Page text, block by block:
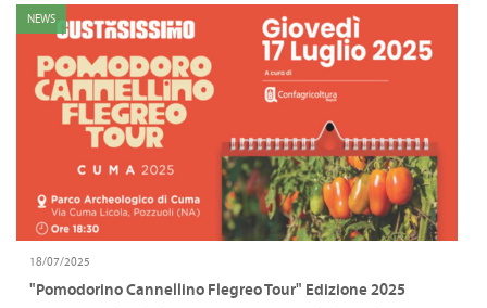
NEWS
18/07/2025
"Pomodorino Cannellino Flegreo Tour" Edizione 2025